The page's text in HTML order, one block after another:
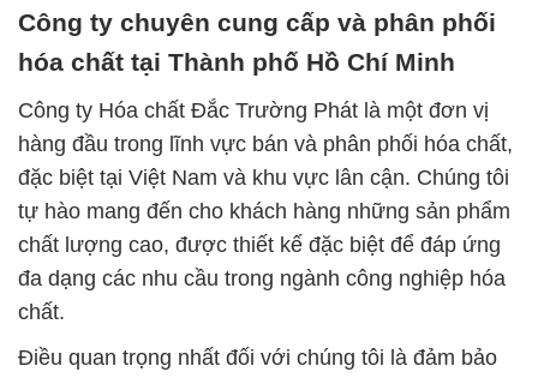
Công ty chuyên cung cấp và phân phối
hóa chất tại Thành phố Hồ Chí Minh
Công ty Hóa chất Đắc Trường Phát là một đơn vị
hàng đầu trong lĩnh vực bán và phân phối hóa chất,
đặc biệt tại Việt Nam và khu vực lân cận. Chúng tôi
tự hào mang đến cho khách hàng những sản phẩm
chất lượng cao, được thiết kế đặc biệt để đáp ứng
đa dạng các nhu cầu trong ngành công nghiệp hóa
chất.
Điều quan trọng nhất đối với chúng tôi là đảm bảo